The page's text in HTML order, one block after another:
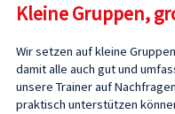
Kleine Gruppen,
Wir setzen auf kleine
damit alle auch gut und
unsere Trainer auf
praktisch unterstützen